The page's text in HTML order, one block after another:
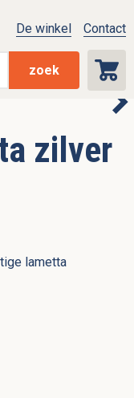
zoek
De winkel Contact
zilver
lametta